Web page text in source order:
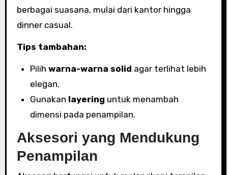
berbagai suasana, mulai dari kantor hingga
dinner casual.
Tips tambahan:
Pilih warna-warna solid agar terlihat lebih
elegan.
Gunakan layering untuk menambah
dimensi pada penampilan.
Aksesori yang Mendukung
Penampilan